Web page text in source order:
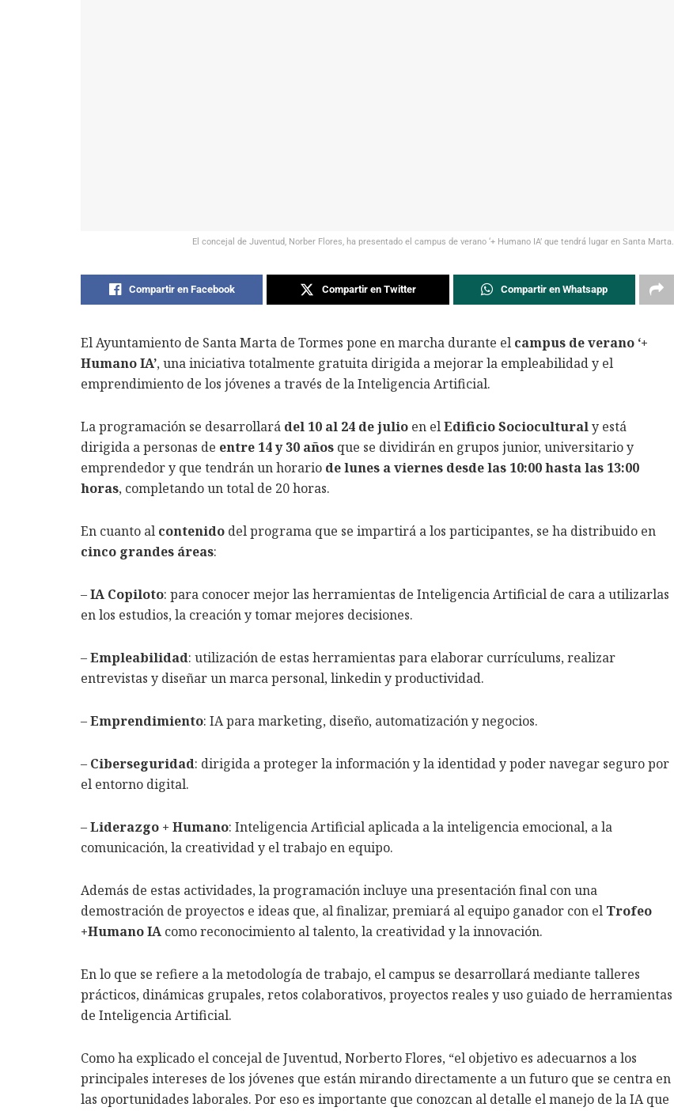
El concejal de Juventud, Norber Flores, ha presentado el campus de verano ‘+ Humano IA’ que tendrá lugar en Santa Marta.
Compartir en Facebook Compartir en Twitter Compartir en Whatsapp
El Ayuntamiento de Santa Marta de Tormes pone en marcha durante el campus de verano ‘+
Humano IA’, una iniciativa totalmente gratuita dirigida a mejorar la empleabilidad y el
emprendimiento de los jóvenes a través de la Inteligencia Artificial.
La programación se desarrollará del 10 al 24 de julio en elEdificio Socioculturaly está
dirigida a personas de entre 14 y 30 años que se dividirán en grupos junior, universitario y
emprendedor y que tendrán un horario de lunes a viernes desde las 10:00 hasta las 13:00
horas, completando un total de 20 horas.
En cuanto al contenido del programa que se impartirá a los participantes, se ha distribuido en
cinco grandes áreas:
–IA Copiloto: para conocer mejor las herramientas de Inteligencia Artificial de cara a utilizarlas
en los estudios, la creación y tomar mejores decisiones.
–Empleabilidad: utilización de estas herramientas para elaborar currículums, realizar
entrevistas y diseñar un marca personal, linkedin y productividad.
–Emprendimiento: IA para marketing, diseño, automatización y negocios.
– Ciberseguridad: dirigida a proteger la información y la identidad y poder navegar seguro por
el entorno digital.
–Liderazgo + Humano: Inteligencia Artificial aplicada a la inteligencia emocional, a la
comunicación, la creatividad y el trabajo en equipo.
Además de estas actividades, la programación incluye una presentación final con una
demostración de proyectos e ideas que, al finalizar, premiará al equipo ganador con el Trofeo
+Humano IA como reconocimiento al talento, la creatividad y la innovación.
En lo que se refiere a la metodología de trabajo, el campus se desarrollará mediante talleres
prácticos, dinámicas grupales, retos colaborativos, proyectos reales y uso guiado de herramientas
de Inteligencia Artificial.
Como ha explicado el concejal de Juventud, Norberto Flores, “el objetivo es adecuarnos a los
principales intereses de los jóvenes que están mirando directamente a un futuro que se centra en
las oportunidades laborales. Por eso es importante que conozcan al detalle el manejo de la IA que